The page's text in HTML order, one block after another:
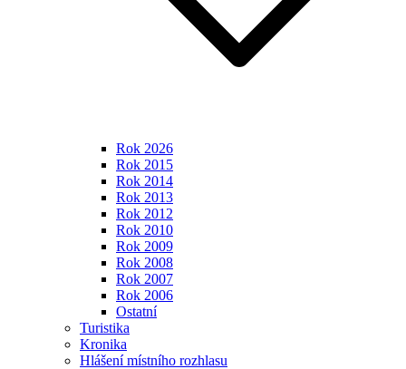
Rok 2026
Rok 2015
Rok 2014
Rok 2013
Rok 2012
Rok 2010
Rok 2009
Rok 2008
Rok 2007
Rok 2006
Ostatní
Turistika
Kronika
Hlášení místního rozhlasu